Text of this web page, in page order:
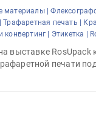
материалы |
Трафаретная печать |
конвертинг | Этикетка |
выставке RosUpack
печати